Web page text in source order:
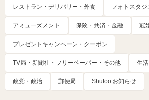
レストラン・デリバリー・外食 フォトスタジ
アミューズメント 保険・共済・金融 冠
プレゼントキャンペーン・クーポン
TV局・新聞社・フリーペーパー・その他 生
政党・政治 郵便局 Shufoo!お知らせ